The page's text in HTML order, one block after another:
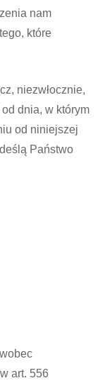
nam
które
niezwłocznie,
dnia, w którym
od niniejszej
Państwo
art. 556